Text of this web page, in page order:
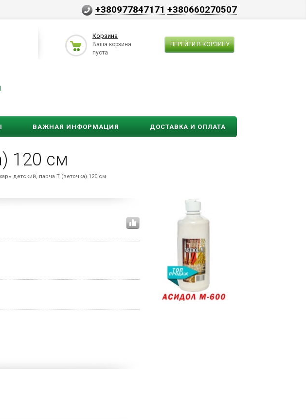
+380977847171 +380660270507
Корзина
Ваша корзина
пуста
ПЕРЕЙТИ В КОРЗИНУ
ВАЖНАЯ ИНФОРМАЦИЯ ДОСТАВКА И ОПЛАТА
120 см
детский, парча Т (веточка) 120 см